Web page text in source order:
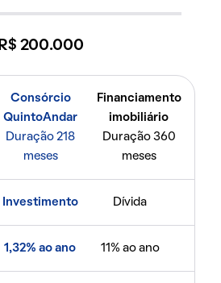
R$ 200.000
Consórcio
QuintoAndar
Duração 218
meses
Financiamento
imobiliário
Duração 360
meses
Investimento Dívida
1,32% ao ano 11% ao ano